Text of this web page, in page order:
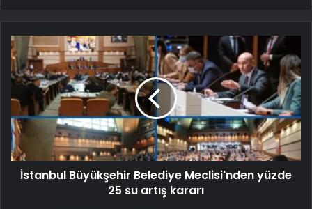
İstanbul Büyükşehir Belediye Meclisi'nden yüzde
25 su artış kararı